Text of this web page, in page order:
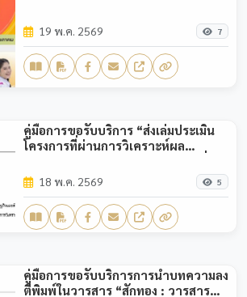
19 พ.ค. 2569 7
คู่มือการขอรับบริการ “ส่งเล่มประเมิน
โครงการที่ผ่านการวิเคราะห์ผล
ขอเข้ารับการตรวจจากคณะกรรมการ
ผู้ตรวจประเมินโครงการที่ผ่านการ
วิเคราะห์ (SROI) (สำหรับอาจารย์/
บุคลากร KPRU)”
18 พ.ค. 2569 5
คู่มือการขอรับบริการการนำบทความลง
ตีพิมพ์ในวารสาร “สักทอง : วารสาร